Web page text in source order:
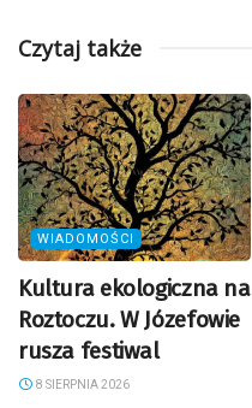
Czytaj także
WIADOMOŚCI
Kultura ekologiczna na
Roztoczu. W Józefowie
rusza festiwal
8 SIERPNIA 2026